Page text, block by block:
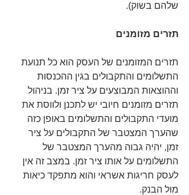
שלהם בשוק).
תזרים מזומנים
תזרים המזומנים של העסק הוא כל תנועת
התשלומים והתקבולים בגין ההכנסות
וההוצאות המבוצעים על ציר זמן. בניהול
תזרים מזומנים חיובי יש לתכנן ולווסת את
מועדי התקבולים והתשלומים באופן כזה
שהערך המצטבר של התקבולים על ציר
זמן, יהיה גבוה מהערך המצטבר של
התשלומים על אותו ציר זמן. במצב זה אין
לעסק חריגות אשראי והוא מתפקד כיאות
מול הבנק.